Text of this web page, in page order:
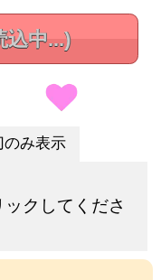
込中...)
のみ表示
ックしてくださ